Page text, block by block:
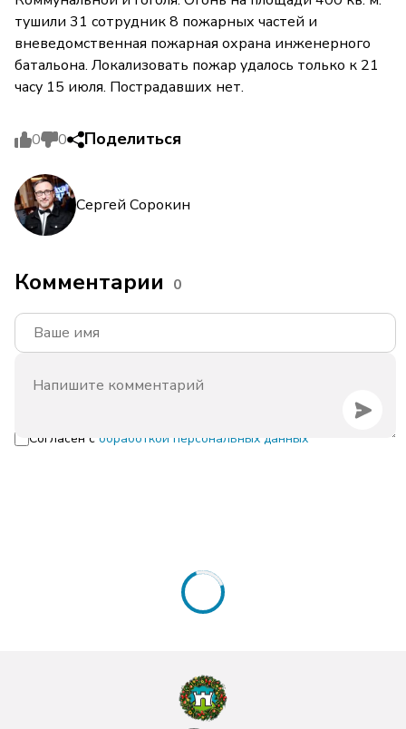
тушили 31 сотрудник 8 пожарных частей и
вневедомственная пожарная охрана инженерного
батальона. Локализовать пожар удалось только к 21
часу 15 июля. Пострадавших нет.
0 0 Поделиться
Сергей Сорокин
Комментарии 0
Согласен с обработкой персональных данных